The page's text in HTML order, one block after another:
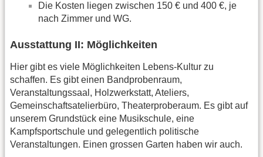
Die Kosten liegen zwischen 150 € und 400 €, je
nach Zimmer und WG.
Ausstattung II: Möglichkeiten
Hier gibt es viele Möglichkeiten Lebens-Kultur zu
schaffen. Es gibt einen Bandprobenraum,
Veranstaltungssaal, Holzwerkstatt, Ateliers,
Gemeinschaftsatelierbüro, Theaterproberaum. Es gibt auf
unserem Grundstück eine Musikschule, eine
Kampfsportschule und gelegentlich politische
Veranstaltungen. Einen grossen Garten haben wir auch.